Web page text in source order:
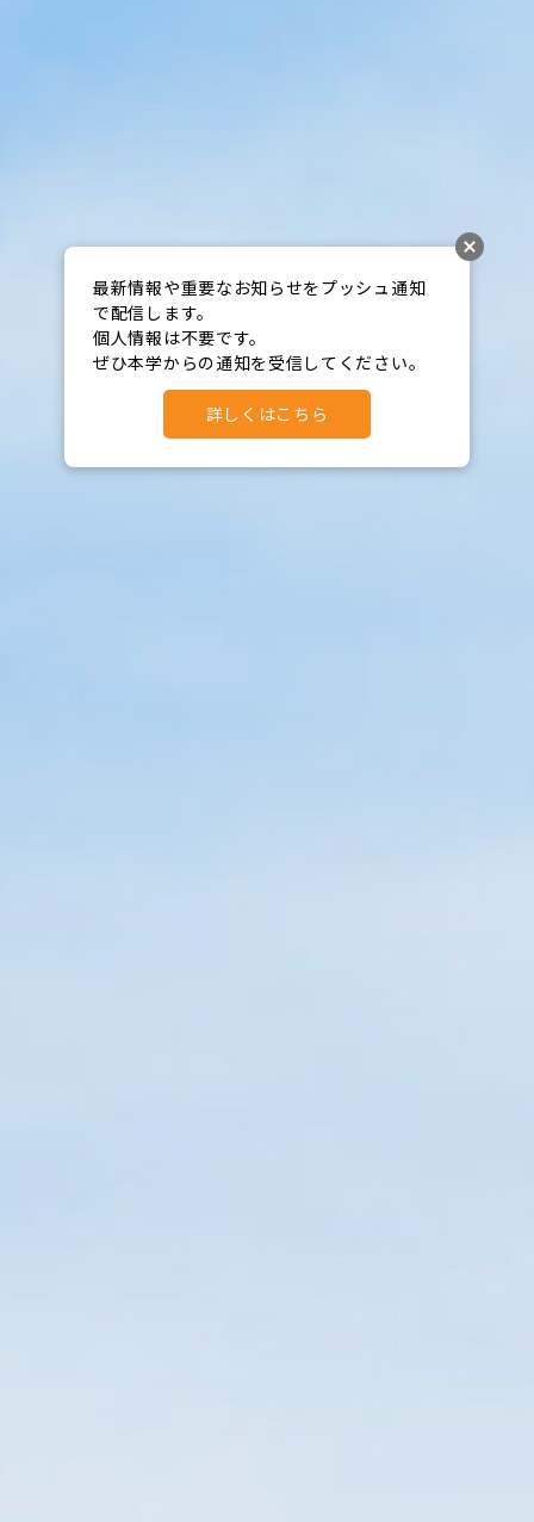
最新情報や重要なお知らせをプッシュ通知
で配信します。
個人情報は不要です。
ぜひ本学からの通知を受信してください。
詳しくはこちら